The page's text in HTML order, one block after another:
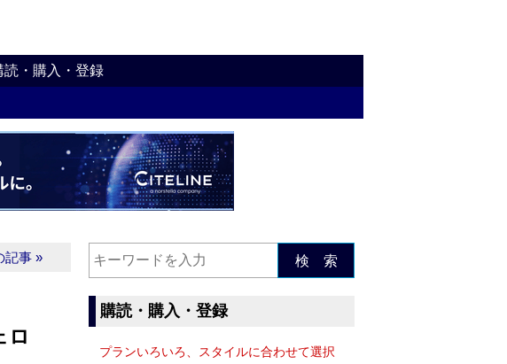
読・購入・登録
記事 »
ロ
検 索
購読・購入・登録
プランいろいろ、スタイルに合わせて選択